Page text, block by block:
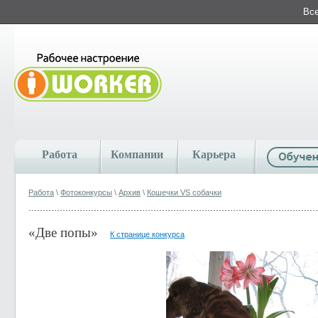
Работа Компании Карьера
Работа \ Фотоконкурсы \ Архив \ Кошечки VS собачки
«Две попы» К странице конкурса